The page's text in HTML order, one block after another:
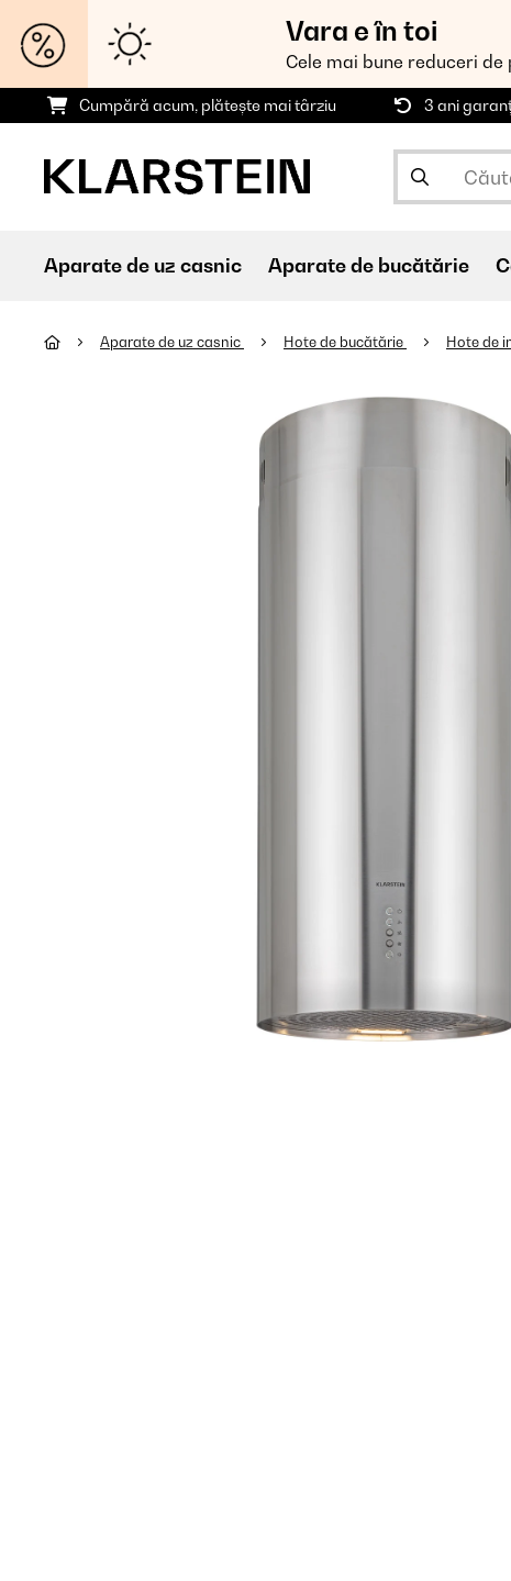
Vara e în toi
Cele mai bune reduceri de
Cumpără acum, plătește mai târziu 3 ani
Aparate de uz casnic Aparate de bucătărie
Aparate de uz casnic Hote de bucătărie Hote de